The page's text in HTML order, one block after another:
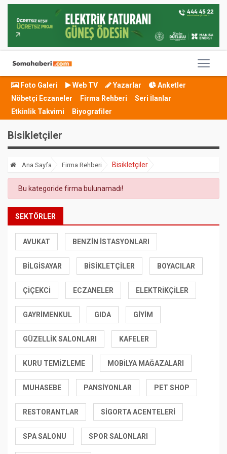
Foto Galeri Web TV Yazarlar
Anketler
Nöbetçi Eczaneler
Firma Rehberi
Seri İlanlar
Etkinlik Takvimi
Biyografiler
Bisikletçiler
Ana Sayfa Firma Rehberi Bisikletçiler
Bu kategoride firma bulunamadı!
SEKTÖRLER
AVUKAT BENZIN İSTASYONLARI
BILGISAYAR BISIKLETÇILER BOYACILAR
ÇIÇEKCI ECZANELER ELEKTRIKÇILER
GAYRIMENKUL GIDA GIYIM
GÜZELLIK SALONLARI KAFELER
KURU TEMIZLEME MOBILYA MAĞAZALARI
MUHASEBE PANSIYONLAR PET SHOP
RESTORANTLAR SIGORTA ACENTELERI
SPA SALONU SPOR SALONLARI